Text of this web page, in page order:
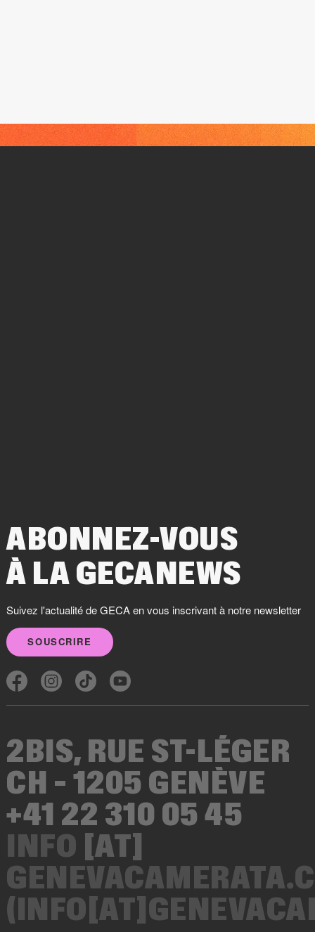
ABONNEZ-VOUS
À LA GECANEWS
Suivez l'actualité de GECA en vous inscrivant à notre newsletter
SOUSCRIRE
2BIS, RUE ST-LÉGER
CH – 1205 GENÈVE
+41 22 310 05 45
INFO [AT]